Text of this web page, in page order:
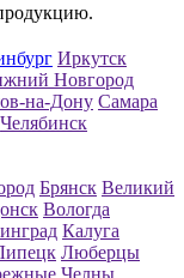
Иркутск
Новгород
на-Дону Самара
Челябинск
Брянск Великий
Вологда
Калуга
Люберцы
Челны